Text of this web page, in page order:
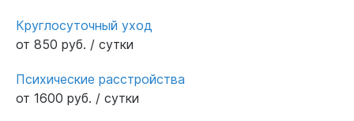
Круглосуточный уход
от 850 руб. / сутки
Психические расстройства
от 1600 руб. / сутки